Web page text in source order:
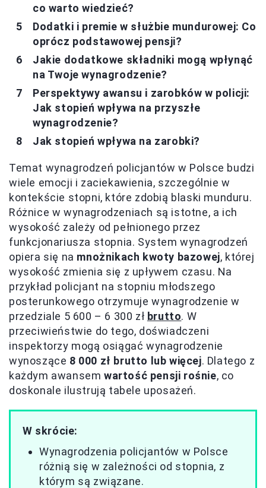
co warto wiedzieć?
Dodatki i premie w służbie mundurowej: Co
oprócz podstawowej pensji?
Jakie dodatkowe składniki mogą wpłynąć
na Twoje wynagrodzenie?
Perspektywy awansu i zarobków w policji:
Jak stopień wpływa na przyszłe
wynagrodzenie?
Jak stopień wpływa na zarobki?
Temat wynagrodzeń policjantów w Polsce budzi
wiele emocji i zaciekawienia, szczególnie w
kontekście stopni, które zdobią blaski munduru.
Różnice w wynagrodzeniach są istotne, a ich
wysokość zależy od pełnionego przez
funkcjonariusza stopnia. System wynagrodzeń
opiera się na mnożnikach kwoty bazowej, której
wysokość zmienia się z upływem czasu. Na
przykład policjant na stopniu młodszego
posterunkowego otrzymuje wynagrodzenie w
przedziale 5 600 – 6 300 zł brutto. W
przeciwieństwie do tego, doświadczeni
inspektorzy mogą osiągać wynagrodzenie
wynoszące 8 000 zł brutto lub więcej. Dlatego z
każdym awansemwartość pensji rośnie, co
doskonale ilustrują tabele uposażeń.
W skrócie:
Wynagrodzenia policjantów w Polsce
różnią się w zależności od stopnia, z
którym są związane.